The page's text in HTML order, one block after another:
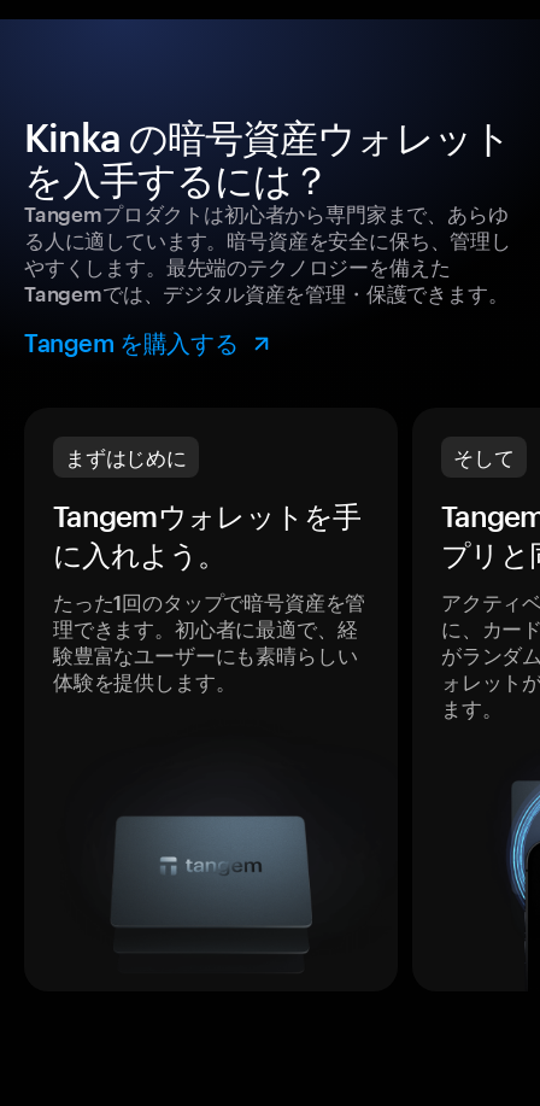
Kinka の暗号資産ウォレット
を入手するには？
Tangemプロダクトは初心者から専門家まで、あらゆ
る人に適しています。暗号資産を安全に保ち、管理し
やすくします。最先端のテクノロジーを備えた
Tangemでは、デジタル資産を管理・保護できます。
Tangem を購入する
まずはじめに
Tangemウォレットを手
に入れよう。
たった1回のタップで暗号資産を管
理できます。初心者に最適で、経
験豊富なユーザーにも素晴らしい
体験を提供します。
そして
プリと
アクティ
に、カー
がランダ
ォレット
ます。